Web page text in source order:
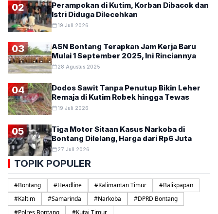
02
Perampokan di Kutim, Korban Dibacok dan
Istri Diduga Dilecehkan
19 Juli 2026
03
ASN Bontang Terapkan Jam Kerja Baru
Mulai 1 September 2025, Ini Rinciannya
28 Agustus 2025
04
Dodos Sawit Tanpa Penutup Bikin Leher
Remaja di Kutim Robek hingga Tewas
19 Juli 2026
05
Tiga Motor Sitaan Kasus Narkoba di
Bontang Dilelang, Harga dari Rp6 Juta
27 Juli 2026
TOPIK POPULER
#Bontang #Headline #Kalimantan Timur #Balikpapan
#Kaltim #Samarinda #Narkoba #DPRD Bontang